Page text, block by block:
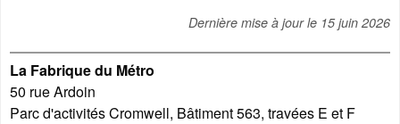
Dernière mise à jour le 15 juin 2026
La Fabrique du Métro
50 rue Ardoin
Parc d'activités Cromwell, Bâtiment 563, travées E et F